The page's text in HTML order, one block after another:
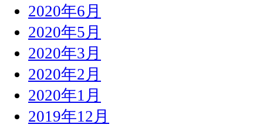
2020年6月
2020年5月
2020年3月
2020年2月
2020年1月
2019年12月